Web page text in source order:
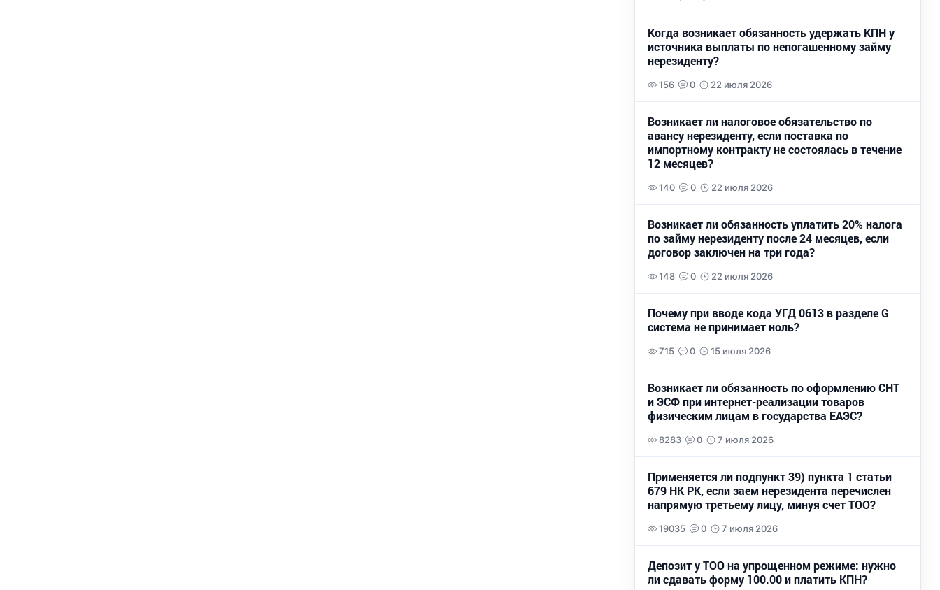
Когда возникает обязанность удержать КПН у
источника выплаты по непогашенному займу
нерезиденту?
156 0 22 июля 2026
Возникает ли налоговое обязательство по
авансу нерезиденту, если поставка по
импортному контракту не состоялась в течение
12 месяцев?
140 0 22 июля 2026
Возникает ли обязанность уплатить 20% налога
по займу нерезиденту после 24 месяцев, если
договор заключен на три года?
148 0 22 июля 2026
Почему при вводе кода УГД 0613 в разделе G
система не принимает ноль?
715 0 15 июля 2026
Возникает ли обязанность по оформлению СНТ
и ЭСФ при интернет-реализации товаров
физическим лицам в государства ЕАЭС?
8283 0 7 июля 2026
Применяется ли подпункт 39) пункта 1 статьи
679 НК РК, если заем нерезидента перечислен
напрямую третьему лицу, минуя счет ТОО?
19035 0 7 июля 2026
Депозит у ТОО на упрощенном режиме: нужно
ли сдавать форму 100.00 и платить КПН?